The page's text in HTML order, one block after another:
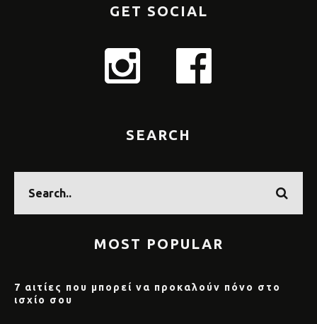
GET SOCIAL
SEARCH
MOST POPULAR
7 αιτίες που μπορεί να προκαλούν πόνο στο
ισχίο σου